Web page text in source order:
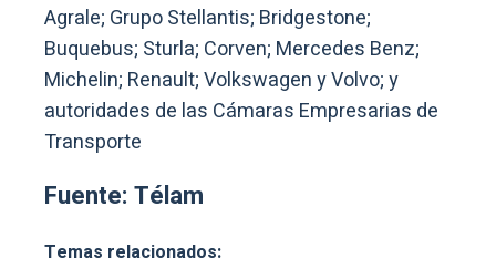
Agrale; Grupo Stellantis; Bridgestone;
Buquebus; Sturla; Corven; Mercedes Benz;
Michelin; Renault; Volkswagen y Volvo; y
autoridades de las Cámaras Empresarias de
Transporte
Fuente: Télam
Temas relacionados: